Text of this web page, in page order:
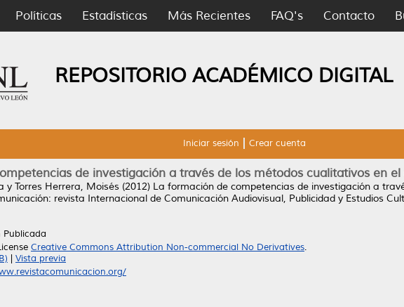
Políticas Estadísticas Más Recientes FAQ's Contacto
REPOSITORIO ACADÉMICO DIGITAL
Iniciar sesión Crear cuenta
de investigación a través de los métodos cualitativos en
y Torres Herrera, Moisés (2012) La formación de competencias de investigación a
revista Internacional de Comunicación Audiovisual, Publicidad y Estudios
Creative Commons Attribution Non-commercial No Derivatives.
Vista previa